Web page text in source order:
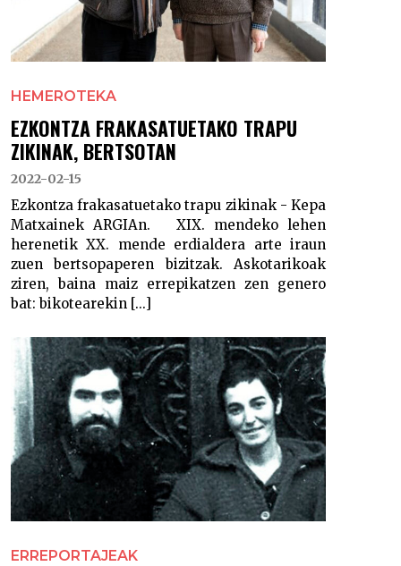
HEMEROTEKA
EZKONTZA FRAKASATUETAKO TRAPU
ZIKINAK, BERTSOTAN
2022-02-15
Ezkontza frakasatuetako trapu zikinak - Kepa
Matxainek ARGIAn. XIX. mendeko lehen
herenetik XX. mende erdialdera arte iraun
zuen bertsopaperen bizitzak. Askotarikoak
ziren, baina maiz errepikatzen zen genero
bat: bikotearekin [...]
ERREPORTAJEAK